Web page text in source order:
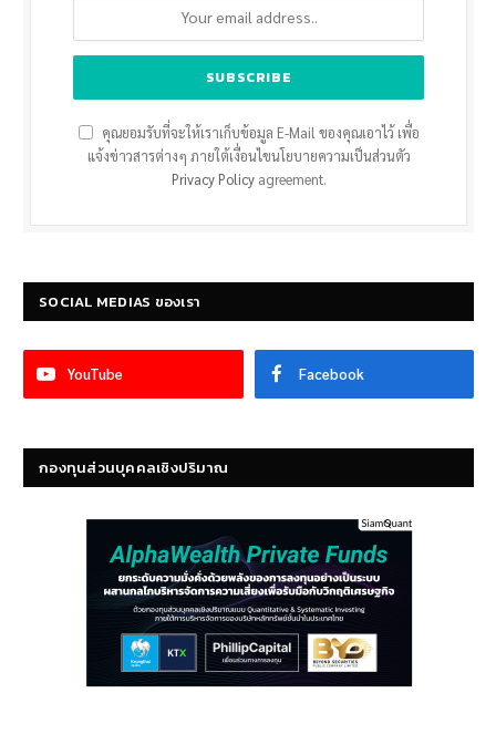
คุณยอมรับที่จะให้เราเก็บข้อมูล E-Mail ของคุณเอาไว้ เพื่อ
แจ้งข่าวสารต่างๆ ภายใต้เงื่อนไขนโยบายความเป็นส่วนตัว
Privacy Policyagreement.
SOCIAL MEDIAS ของเรา
YouTube Facebook
กองทุนส่วนบุคคลเชิงปริมาณ